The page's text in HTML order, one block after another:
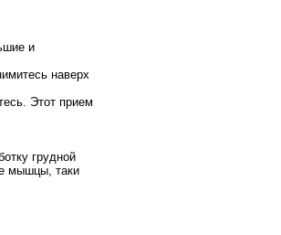
и
наверх
Этот прием
грудной
мышцы, таки